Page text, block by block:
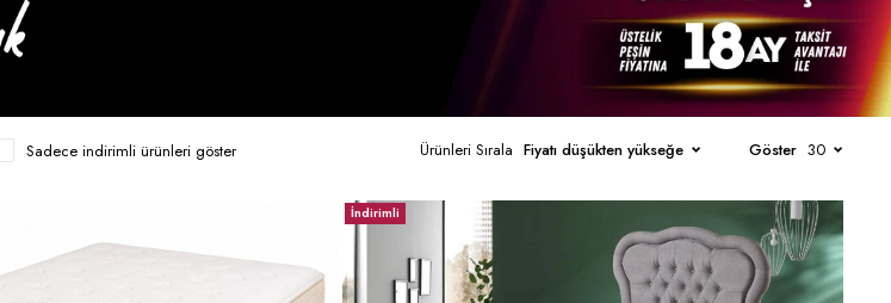
Ürünleri Sırala Fiyatı düşükten yükseğe
Sadece indirimli ürünleri göster Göster 30
İndirimli